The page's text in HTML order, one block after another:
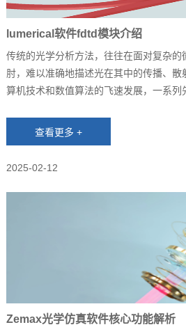
lumerical软件fdtd模块介绍
传统的光学分析方法，往往在面对复杂的
肘，难以准确地描述光在其中的传播、
算机技术和数值算法的飞速发展，一系列
2025-02-12
Zemax光学仿真软件核心功能解析